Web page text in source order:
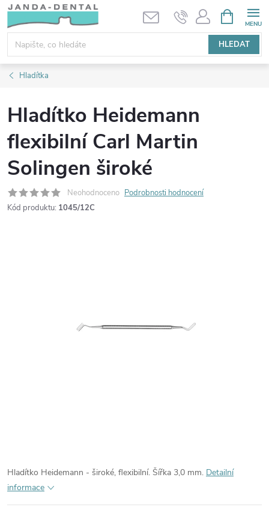
Přejít
obsah
HLEDAT
NÁKUPNÍ
KOŠÍK
Hladítka
Hladítko Heidemann
flexibilní Carl Martin
Solingen široké
Neohodnoceno Podrobnosti hodnocení
Kód produktu: 1045/12C
Hladítko Heidemann - široké, flexibilní. Šířka 3,0 mm. Detailní
informace